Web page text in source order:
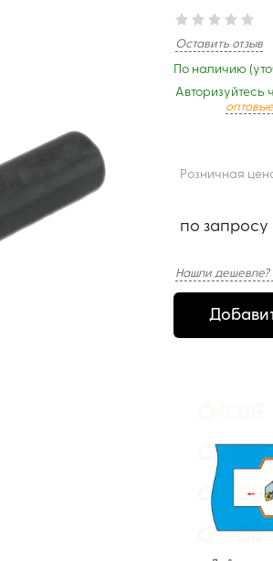
Оставить отзыв
По наличию
Авторизуйтесь
Розничная
по запросу
Нашли